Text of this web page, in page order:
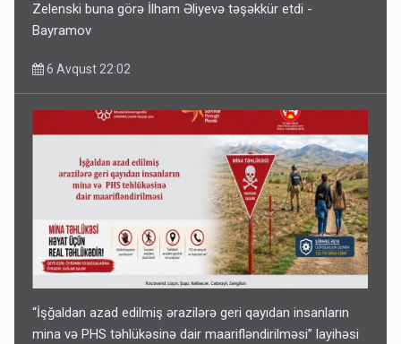
Zelenski buna görə İlham Əliyevə təşəkkür etdi -
Bayramov
6 Avqust 22:02
“İşğaldan azad edilmiş ərazilərə geri qayıdan insanların
mina və PHS təhlükəsinə dair maarifləndirilməsi” layihəsi